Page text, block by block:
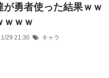
が勇者使った結果ｗｗ
ｗｗｗ
29 21:30 キャラ